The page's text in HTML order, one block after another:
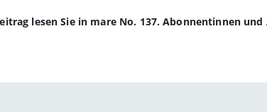
lesen Sie in mare No. 137. Abonnentinnen